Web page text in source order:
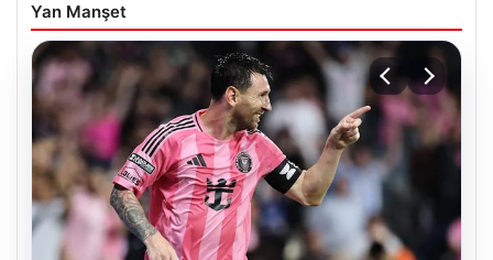
Yan Manşet